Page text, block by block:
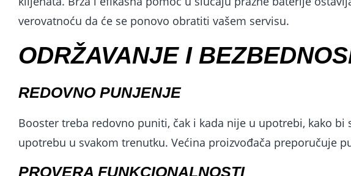
verovatnoću da će se ponovo obratiti vašem servisu.
ODRŽAVANJE I
REDOVNO PUNJENJE
Booster treba redovno puniti, čak i kada nije u upotrebi, kako bi
upotrebu u svakom trenutku. Većina proizvođača preporučuje
PROVERA FUNKCIONALNOSTI